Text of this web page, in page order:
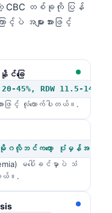
CBC တစ်ခုကို ပြန်
င့်ပဲ အများအားဖြင့်
င်ခြေ
45%, RDW 11.5-14.5%
းဖြင့် လုံလောက်ပါတယ်။.
ဂလိုဘင်ကတော့ ပုံမှန်အတိုင်းပဲ
မပေါ်ခင်မှာပဲ သံ
ယ်။.